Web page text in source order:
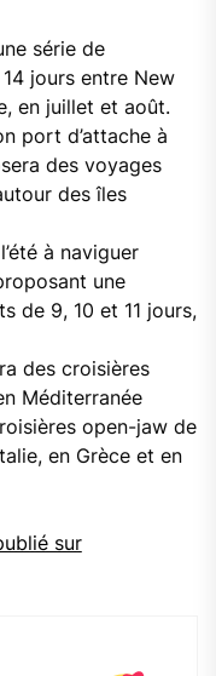
série de
jours entre New
en juillet et août.
port d’attache à
des voyages
des îles
à naviguer
une
de 9, 10 et 11 jours,
des croisières
Méditerranée
open-jaw de
en Grèce et en
sur